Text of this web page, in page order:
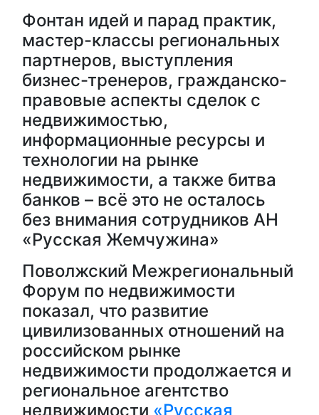
Фонтан идей и парад практик,
мастер-классы региональных
партнеров, выступления
бизнес-тренеров, гражданско-
правовые аспекты сделок с
недвижимостью,
информационные ресурсы и
технологии на рынке
недвижимости, а также битва
банков – всё это не осталось
без внимания сотрудников АН
«Русская Жемчужина»
Поволжский Межрегиональный
Форум по недвижимости
показал, что развитие
цивилизованных отношений на
российском рынке
недвижимости продолжается и
региональное агентство
недвижимости «Русская